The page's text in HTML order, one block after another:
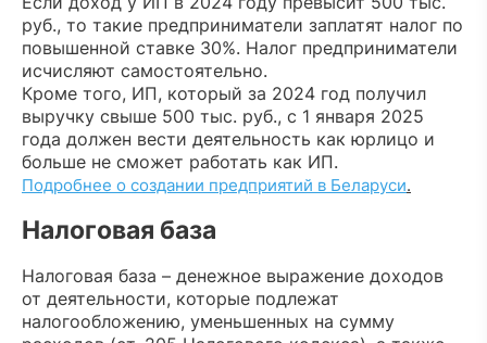
руб., то такие предприниматели заплатят налог по
повышенной ставке 30%. Налог предприниматели
исчисляют самостоятельно.
Кроме того, ИП, который за 2024 год получил
выручку свыше 500 тыс. руб., с 1 января 2025
года должен вести деятельность как юрлицо и
больше не сможет работать как ИП.
Подробнее о создании предприятий в Беларуси.
Налоговая база
Налоговая база – денежное выражение доходов
от деятельности, которые подлежат
налогообложению, уменьшенных на сумму